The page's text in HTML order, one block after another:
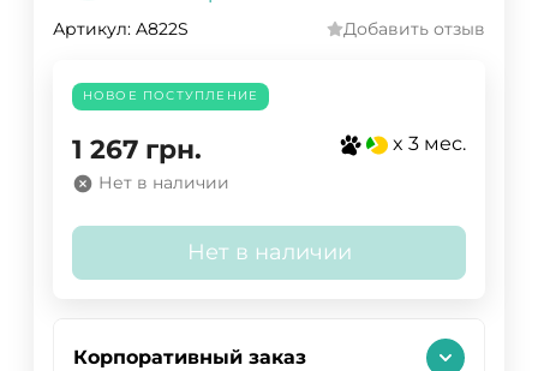
Артикул: A822S Добавить отзыв
НОВОЕ ПОСТУПЛЕНИЕ
1 267 грн. x 3 мес.
Нет в наличии
Нет в наличии
Корпоративный заказ